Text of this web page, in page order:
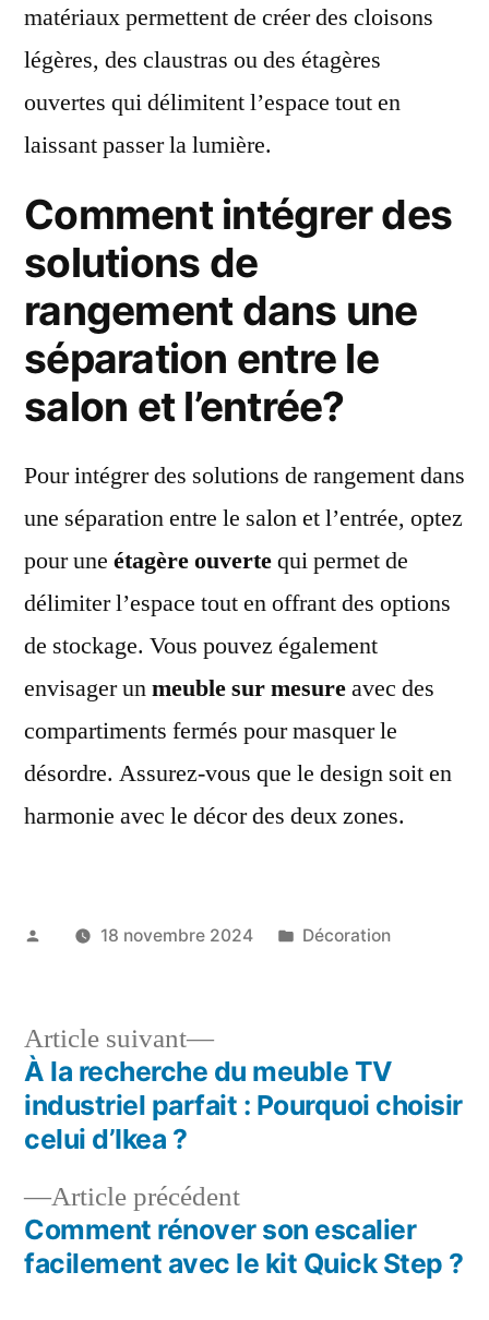
matériaux permettent de créer des cloisons
légères, des claustras ou des étagères
ouvertes qui délimitent l’espace tout en
laissant passer la lumière.
Comment intégrer des
solutions de
rangement dans une
séparation entre le
salon et l’entrée?
Pour intégrer des solutions de rangement dans
une séparation entre le salon et l’entrée, optez
pour une étagère ouvertequi permet de
délimiter l’espace tout en offrant des options
de stockage. Vous pouvez également
envisager unmeuble sur mesureavec des
compartiments fermés pour masquer le
désordre. Assurez-vous que le design soit en
harmonie avec le décor des deux zones.
Publié 18 novembre 2024
Publié
Décoration
Navigation
de
l’article
Article précédentArticle
précédent :
Comment rénover son escalier
facilement avec le kit Quick Step ?
Article suivant
Article
suivant :
À la recherche du meuble TV
industriel parfait : Pourquoi choisir
celui d’Ikea ?